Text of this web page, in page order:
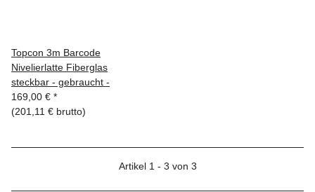
Topcon 3m Barcode
Nivelierlatte Fiberglas
steckbar - gebraucht -
169,00 € *
(201,11 € brutto)
Artikel 1 - 3 von 3